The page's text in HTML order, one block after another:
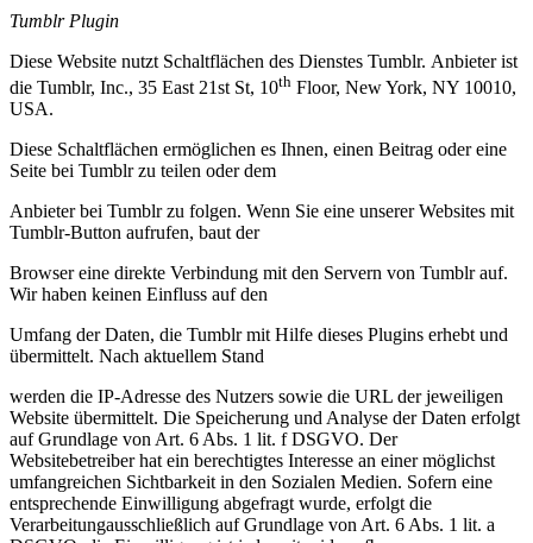
Tumblr Plugin
Diese Website nutzt Schaltflächen des Dienstes Tumblr. Anbieter ist
die Tumblr, Inc., 35 East 21st St, 10th Floor, New York, NY 10010,
USA.
Diese Schaltflächen ermöglichen es Ihnen, einen Beitrag oder eine
Seite bei Tumblr zu teilen oder dem
Anbieter bei Tumblr zu folgen. Wenn Sie eine unserer Websites mit
Tumblr-Button aufrufen, baut der
Browser eine direkte Verbindung mit den Servern von Tumblr auf.
Wir haben keinen Einfluss auf den
Umfang der Daten, die Tumblr mit Hilfe dieses Plugins erhebt und
übermittelt. Nach aktuellem Stand
werden die IP-Adresse des Nutzers sowie die URL der jeweiligen
Website übermittelt. Die Speicherung und Analyse der Daten erfolgt
auf Grundlage von Art. 6 Abs. 1 lit. f DSGVO. Der
Websitebetreiber hat ein berechtigtes Interesse an einer möglichst
umfangreichen Sichtbarkeit in den Sozialen Medien. Sofern eine
entsprechende Einwilligung abgefragt wurde, erfolgt die
Verarbeitungausschließlich auf Grundlage von Art. 6 Abs. 1 lit. a